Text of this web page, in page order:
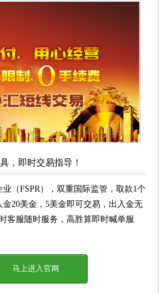
，即时交易指导！
（FSPR），双重国际监管，取款1个
20美金，5美金即可交易，出入金无
客服随时服务，高胜算即时喊单服
马上进入官网